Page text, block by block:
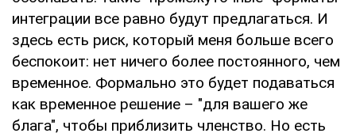
интеграции все равно будут предлагаться. И
здесь есть риск, который меня больше всего
беспокоит: нет ничего более постоянного, чем
временное. Формально это будет подаваться
как временное решение – "для вашего же
блага", чтобы приблизить членство. Но есть